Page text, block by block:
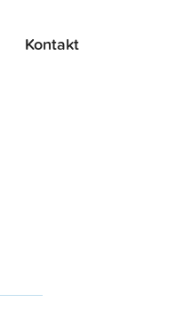
Kontakt